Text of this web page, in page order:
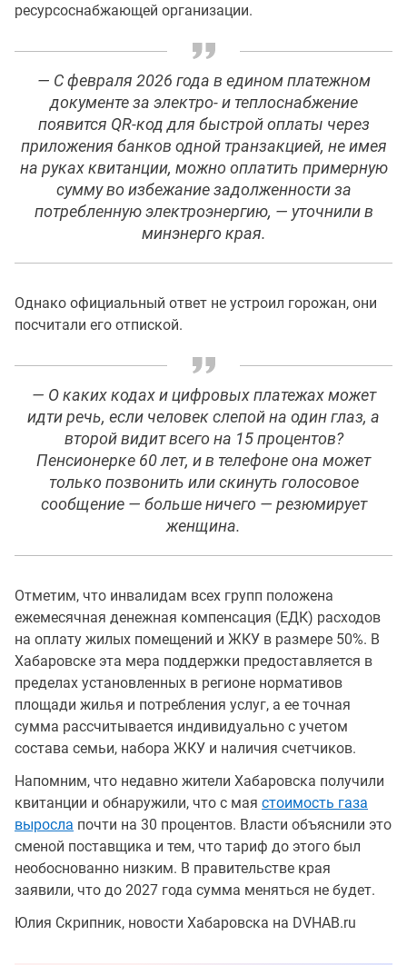
ресурсоснабжающей организации.
— С февраля 2026 года в едином платежном
документе за электро- и теплоснабжение
появится QR-код для быстрой оплаты через
приложения банков одной транзакцией, не имея
на руках квитанции, можно оплатить примерную
сумму во избежание задолженности за
потребленную электроэнергию, — уточнили в
минэнерго края.
Однако официальный ответ не устроил горожан, они
посчитали его отпиской.
— О каких кодах и цифровых платежах может
идти речь, если человек слепой на один глаз, а
второй видит всего на 15 процентов?
Пенсионерке 60 лет, и в телефоне она может
только позвонить или скинуть голосовое
сообщение — больше ничего — резюмирует
женщина.
Отметим, что инвалидам всех групп положена
ежемесячная денежная компенсация (ЕДК) расходов
на оплату жилых помещений и ЖКУ в размере 50%. В
Хабаровске эта мера поддержки предоставляется в
пределах установленных в регионе нормативов
площади жилья и потребления услуг, а ее точная
сумма рассчитывается индивидуально с учетом
состава семьи, набора ЖКУ и наличия счетчиков.
Напомним, что недавно жители Хабаровска получили
квитанции и обнаружили, что с мая стоимость газа
выросла почти на 30 процентов. Власти объяснили это
сменой поставщика и тем, что тариф до этого был
необоснованно низким. В правительстве края
заявили, что до 2027 года сумма меняться не будет.
Юлия Скрипник, новости Хабаровска на DVHAB.ru